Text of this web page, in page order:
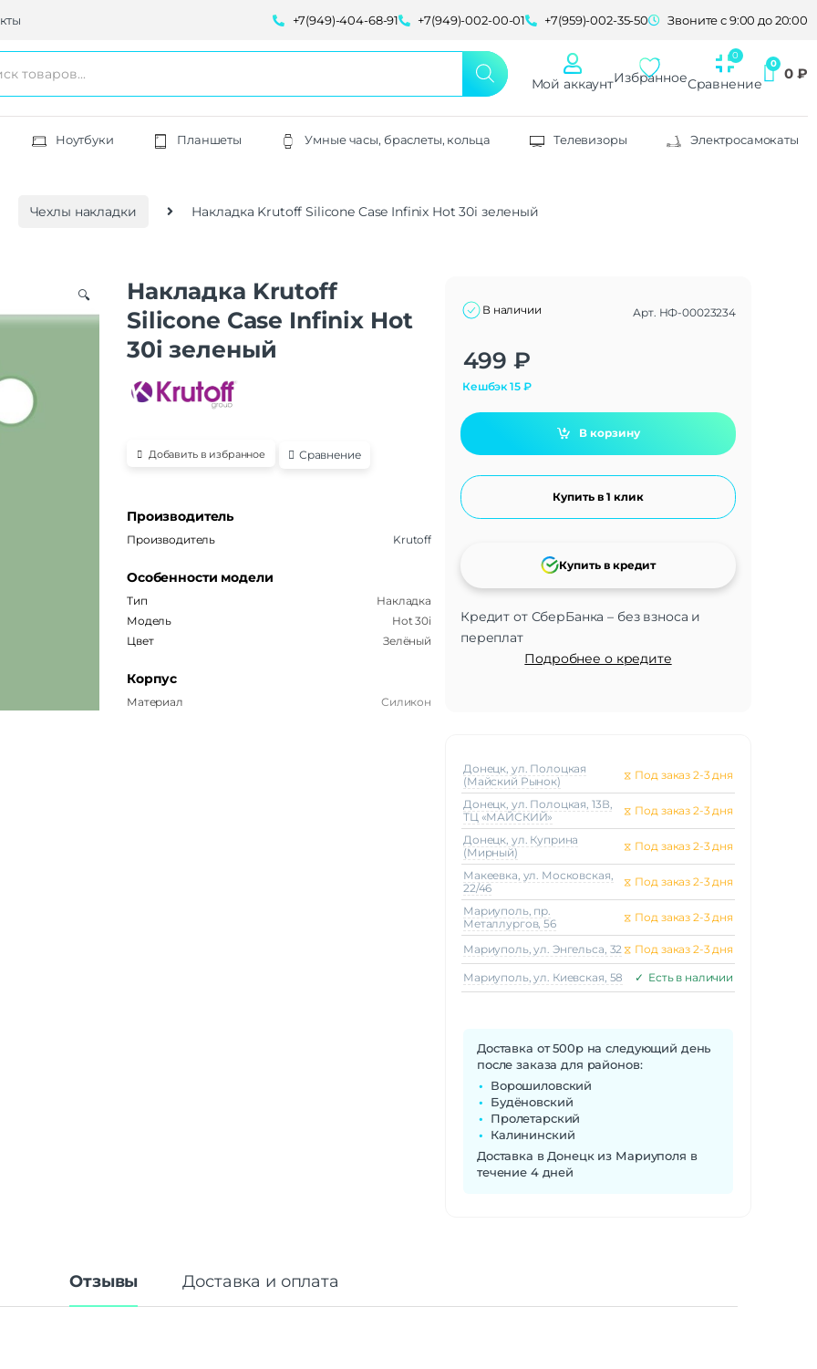
+7(949)-404-68-91 +7(949)-002-00-01 +7(959)-002-35-50 Звоните с 9:00 до 20:00
Мой аккаунтИзбранноеСравнение
0 ₽
Ноутбуки Планшеты Умные часы, браслеты, кольца Телевизоры Электросамокаты
Чехлы накладки Накладка Krutoff Silicone Case Infinix Hot 30i зеленый
🔍
Накладка Krutoff
Silicone Case Infinix Hot
30i зеленый
Добавить в избранное Сравнение
Производитель
Производитель Krutoff
Особенности модели
Тип
Накладка
Модель
Hot 30i
Цвет
Зелёный
Корпус
Материал Силикон
В наличии Арт. НФ-00023234
499 ₽
Кешбэк15₽
В корзину
Купить в 1 клик
Кредит от СберБанка – без взноса и
переплат
Подробнее о кредите
Купить в кредит
Alternative:
Донецк, ул. Полоцкая
(Майский Рынок)
⧖ Под заказ 2-3 дня
Донецк, ул. Полоцкая, 13В,
ТЦ «МАЙСКИЙ»
⧖ Под заказ 2-3 дня
Донецк, ул. Куприна
(Мирный)
⧖ Под заказ 2-3 дня
Макеeвка, ул. Московская,
22/46
⧖ Под заказ 2-3 дня
Мариуполь, пр.
Металлургов, 56
⧖ Под заказ 2-3 дня
Мариуполь, ул. Энгельса, 32 ⧖ Под заказ 2-3 дня
Мариуполь, ул. Киевская, 58 ✓ Есть в наличии
Доставка от 500р на следующий день
после заказа для районов:
Ворошиловский
Будёновский
Пролетарский
Калининский
Доставка в Донецк из Мариуполя в
течение 4 дней
Отзывы Доставка и оплата